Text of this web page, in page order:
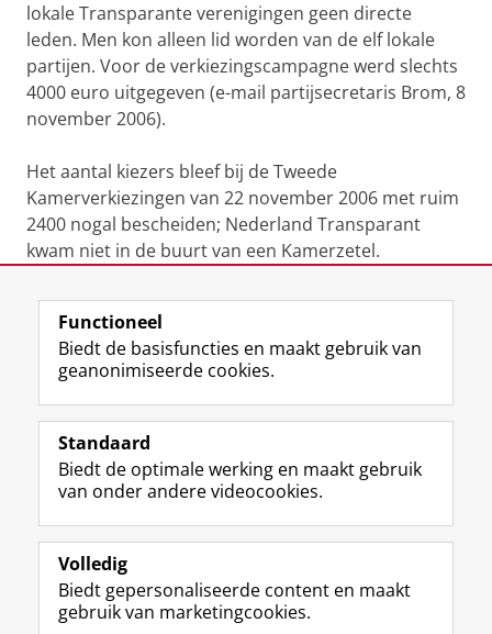
lokale Transparante verenigingen geen directe
leden. Men kon alleen lid worden van de elf lokale
partijen. Voor de verkiezingscampagne werd slechts
4000 euro uitgegeven (e-mail partijsecretaris Brom, 8
november 2006).
Het aantal kiezers bleef bij de Tweede
Kamerverkiezingen van 22 november 2006 met ruim
2400 nogal bescheiden; Nederland Transparant
kwam niet in de buurt van een Kamerzetel.
Laatst gewijzigd: 21 februari 2023 11:29
Volg de RUG
F
a
e
b
o
p
a
L
i
k
e
I
-
p
R
S
-
f
e
R
I
n
t
r
m
Y
o
T
e
k
Studiekiezers
Alumni
Over ons
Functioneel
Biedt de basisfuncties en maakt gebruik van
geanonimiseerde cookies.
Standaard
Biedt de optimale werking en maakt gebruik
van onder andere videocookies.
Volledig
Biedt gepersonaliseerde content en maakt
gebruik van marketingcookies.